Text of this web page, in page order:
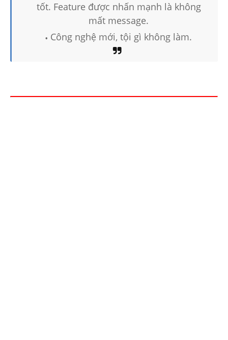
tốt. Feature được nhấn mạnh là không
mất message.
Công nghệ mới, tội gì không làm.